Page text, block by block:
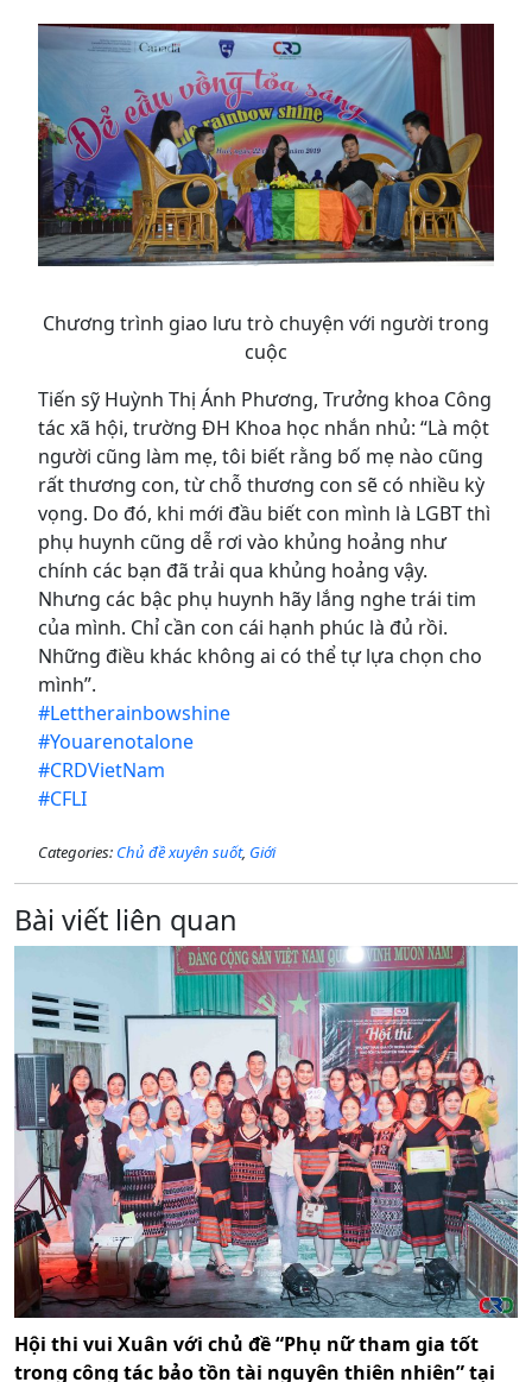
Chương trình giao lưu trò chuyện với người trong
cuộc
Tiến sỹ Huỳnh Thị Ánh Phương, Trưởng khoa Công
tác xã hội, trường ĐH Khoa học nhắn nhủ: “Là một
người cũng làm mẹ, tôi biết rằng bố mẹ nào cũng
rất thương con, từ chỗ thương con sẽ có nhiều kỳ
vọng. Do đó, khi mới đầu biết con mình là LGBT thì
phụ huynh cũng dễ rơi vào khủng hoảng như
chính các bạn đã trải qua khủng hoảng vậy.
Nhưng các bậc phụ huynh hãy lắng nghe trái tim
của mình. Chỉ cần con cái hạnh phúc là đủ rồi.
Những điều khác không ai có thể tự lựa chọn cho
mình”.
#Lettherainbowshine
#Youarenotalone
#CRDVietNam
#CFLI
Categories: Chủ đề xuyên suốt, Giới
Bài viết liên quan
Hội thi vui Xuân với chủ đề “Phụ nữ tham gia tốt
trong công tác bảo tồn tài nguyên thiên nhiên” tại